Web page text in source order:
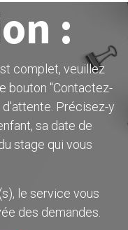
:
complet, veuillez
bouton ''Contactez-
Précisez-y
sa date de
stage qui vous
le service vous
des demandes.